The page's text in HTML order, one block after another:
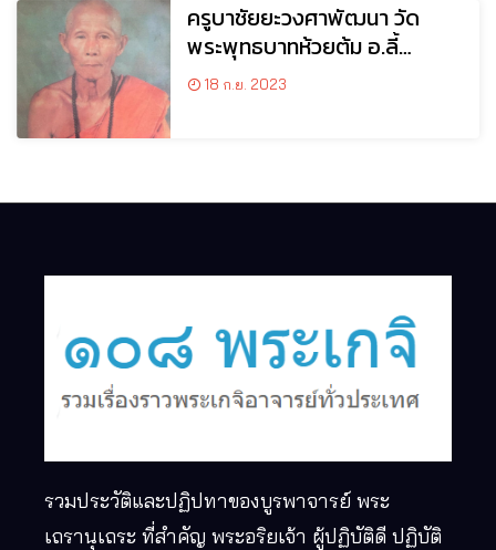
ครูบาชัยยะวงศาพัฒนา วัด
พระพุทธบาทห้วยต้ม อ.ลี้
จ.ลำพูน
18 ก.ย. 2023
รวมประวัติและปฏิปทาของบูรพาจารย์ พระ
เถรานุเถระ ที่สำคัญ พระอริยเจ้า ผู้ปฏิบัติดี ปฏิบัติ